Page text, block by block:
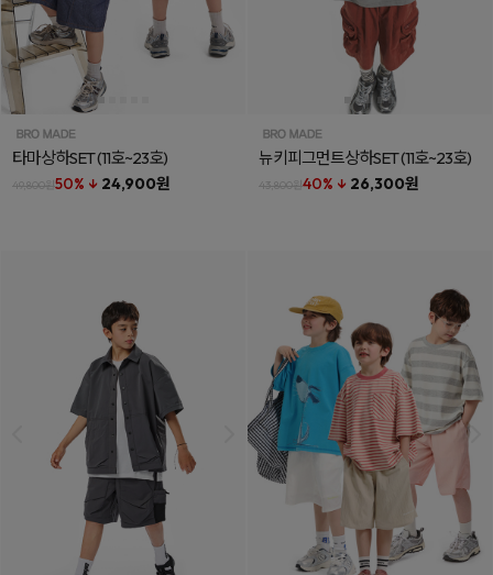
타마상하SET(11호~23호)
49,800원50% ↓ 24,900원
뉴키피그먼트상하SET(11호~23호)
43,800원40% ↓ 26,300원